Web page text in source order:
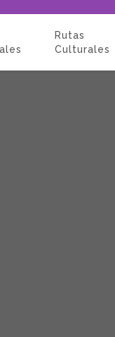
Rutas
Culturales